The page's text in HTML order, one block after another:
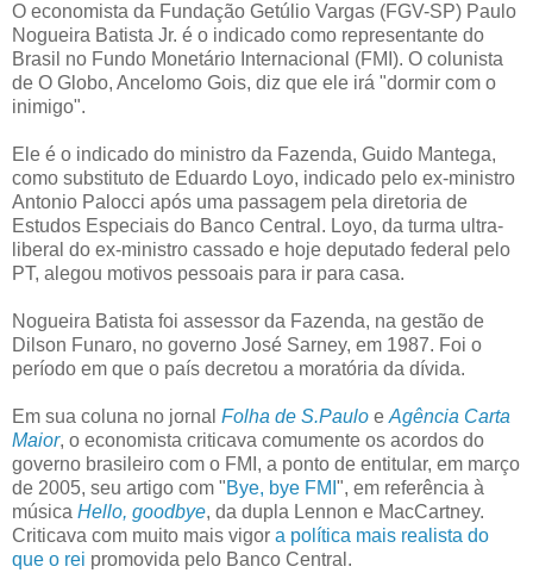
O economista da Fundação Getúlio Vargas (FGV-SP) Paulo
Nogueira Batista Jr. é o indicado como representante do
Brasil no Fundo Monetário Internacional (FMI). O colunista
de O Globo, Ancelomo Gois, diz que ele irá "dormir com o
inimigo".
Ele é o indicado do ministro da Fazenda, Guido Mantega,
como substituto de Eduardo Loyo, indicado pelo ex-ministro
Antonio Palocci após uma passagem pela diretoria de
Estudos Especiais do Banco Central. Loyo, da turma ultra-
liberal do ex-ministro cassado e hoje deputado federal pelo
PT, alegou motivos pessoais para ir para casa.
Nogueira Batista foi assessor da Fazenda, na gestão de
Dilson Funaro, no governo José Sarney, em 1987. Foi o
período em que o país decretou a moratória da dívida.
Em sua coluna no jornal Folha de S.Paulo e Agência Carta
Maior, o economista criticava comumente os acordos do
governo brasileiro com o FMI, a ponto de entitular, em março
de 2005, seu artigo com "Bye, bye FMI ", em referência à
música Hello, goodbye, da dupla Lennon e MacCartney.
Criticava com muito mais vigor a política mais realista do
que o rei promovida pelo Banco Central.